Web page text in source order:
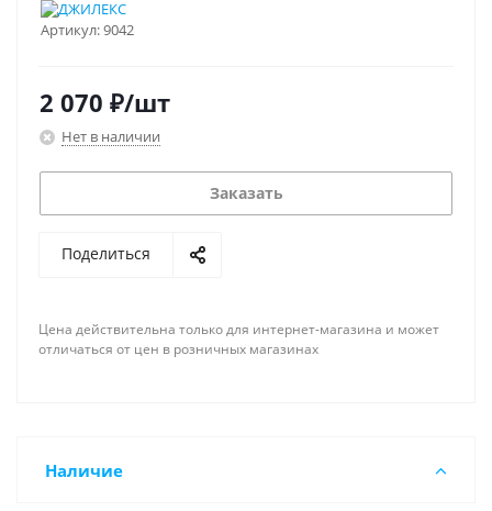
Артикул:9042
2 070 ₽/шт
Нет в наличии
Заказать
Поделиться
Цена действительна только для интернет-магазина и может
отличаться от цен в розничных магазинах
Наличие